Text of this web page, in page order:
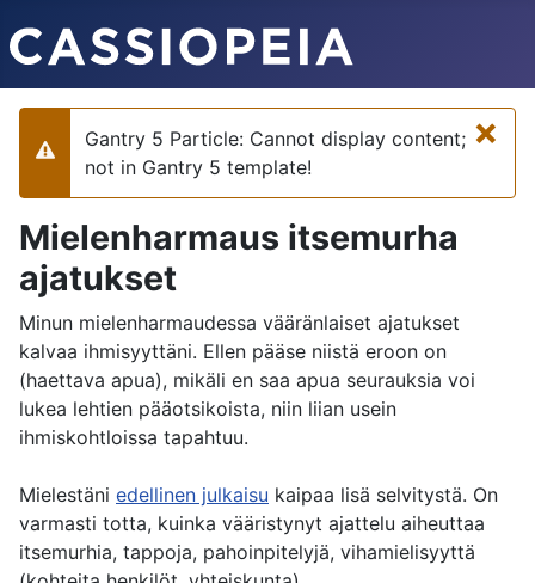
×
Varoitus
Gantry 5 Particle: Cannot display content;
not in Gantry 5 template!
Mielenharmaus itsemurha
ajatukset
Minun mielenharmaudessa vääränlaiset ajatukset
kalvaa ihmisyyttäni. Ellen pääse niistä eroon on
(haettava apua), mikäli en saa apua seurauksia voi
lukea lehtien pääotsikoista, niin liian usein
ihmiskohtloissa tapahtuu.
Mielestäni edellinen julkaisu kaipaa lisä selvitystä. On
varmasti totta, kuinka vääristynyt ajattelu aiheuttaa
itsemurhia, tappoja, pahoinpitelyjä, vihamielisyyttä